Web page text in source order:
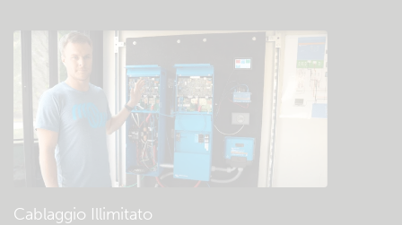
Verificate la base di conoscenze della
comunità
Download e documentazione generali
Cablaggio Illimitato